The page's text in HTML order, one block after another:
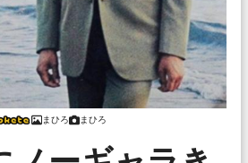
まひろ まひろ